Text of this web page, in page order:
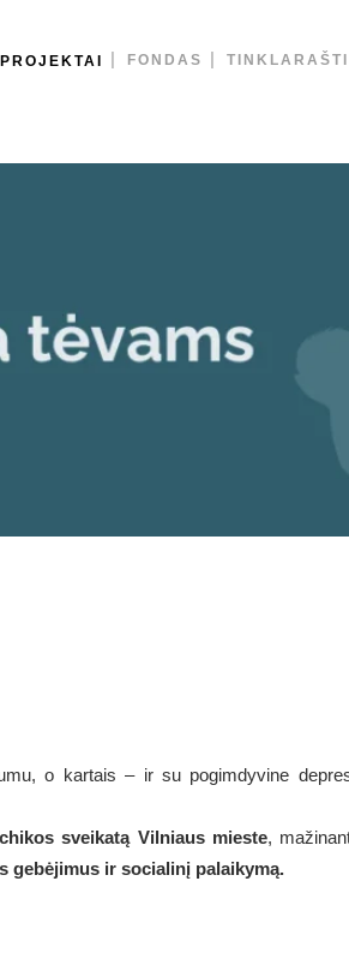
PROJEKTAI FONDAS
o kartais – ir su pogimdyvine
sveikatą Vilniaus mieste,
gebėjimus ir socialinį palaikymą.